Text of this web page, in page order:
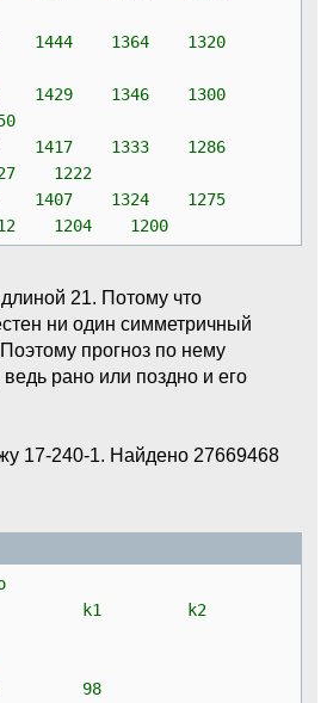
1444 1364 1320
1429 1346 1300
1417 1333 1286
1222
1407 1324 1275
1204 1200
21. Потому что
ни один симметричный
прогноз по нему
рано или поздно и его
17-240-1. Найдено 27669468
k1 k2
98